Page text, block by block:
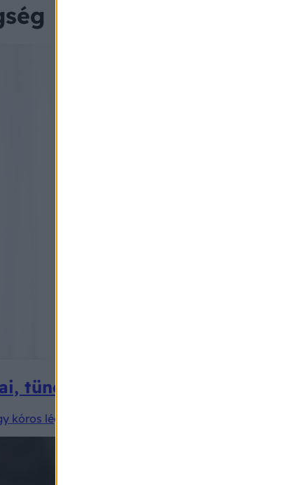
tünetei, vizsgálata és kezelése
kóros légzési hang, amely a légutak szűkülete vagy